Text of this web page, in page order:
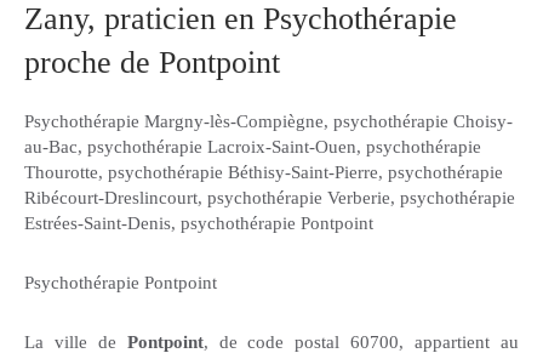
Zany, praticien en Psychothérapie
proche de Pontpoint
Psychothérapie Margny-lès-Compiègne, psychothérapie Choisy-
au-Bac, psychothérapie Lacroix-Saint-Ouen, psychothérapie
Thourotte, psychothérapie Béthisy-Saint-Pierre, psychothérapie
Ribécourt-Dreslincourt, psychothérapie Verberie, psychothérapie
Estrées-Saint-Denis, psychothérapie Pontpoint
Psychothérapie Pontpoint
La ville de Pontpoint, de code postal 60700, appartient au